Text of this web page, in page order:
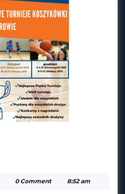
EVENT
0 Comment 8:52 am